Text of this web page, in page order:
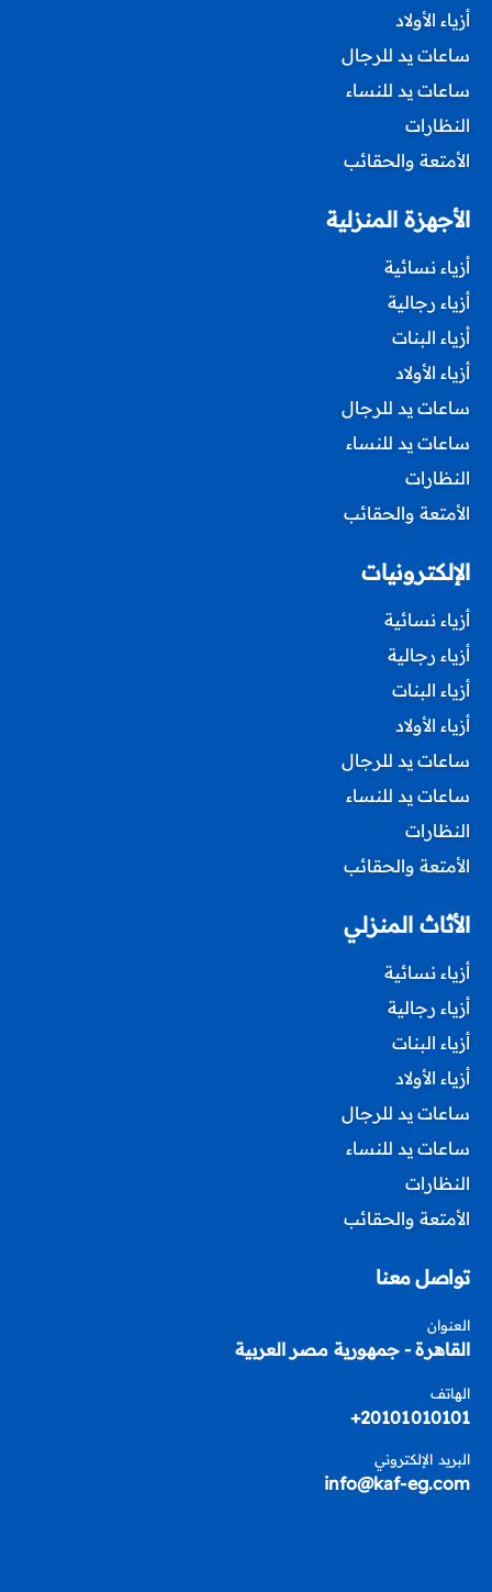
أزياء الأولاد
ساعات يد للرجال
ساعات يد للنساء
النظارات
الأمتعة والحقائب
الأجهزة المنزلية
أزياء نسائية
أزياء رجالية
أزياء البنات
أزياء الأولاد
ساعات يد للرجال
ساعات يد للنساء
النظارات
الأمتعة والحقائب
الإلكترونيات
أزياء نسائية
أزياء رجالية
أزياء البنات
أزياء الأولاد
ساعات يد للرجال
ساعات يد للنساء
النظارات
الأمتعة والحقائب
الأثاث المنزلي
أزياء نسائية
أزياء رجالية
أزياء البنات
أزياء الأولاد
ساعات يد للرجال
ساعات يد للنساء
النظارات
الأمتعة والحقائب
تواصل معنا
العنوان
القاهرة - جمهورية مصر العربية
الهاتف
20101010101+
البريد الإلكتروني
info@kaf-eg.com